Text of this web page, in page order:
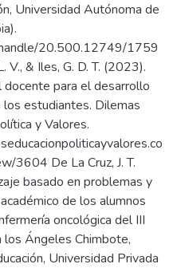
Universidad Autónoma de
20.500.12749/1759
V., & Iles, G. D. T. (2023).
para el desarrollo
estudiantes. Dilemas
y Valores.
3604 De La Cruz, J. T.
basado en problemas y
de los alumnos
oncológica del III
los Ángeles Chimbote,
Universidad Privada